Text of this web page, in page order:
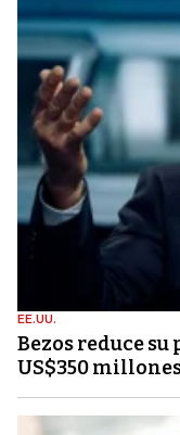
EE.UU.
Bezos reduce
US$350